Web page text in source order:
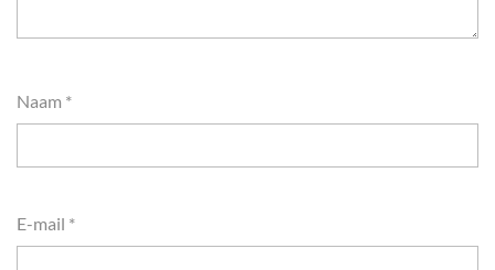
Naam *
E-mail *